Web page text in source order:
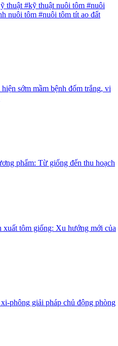
thuật #kỹ thuật nuôi tôm #nuôi
nuôi tôm #nuôi tôm tít ao đất
sớm mầm bệnh đốm trắng, vi
phẩm: Từ giống đến thu hoạch
xuất tôm giống: Xu hướng mới của
phông giải pháp chủ động phòng